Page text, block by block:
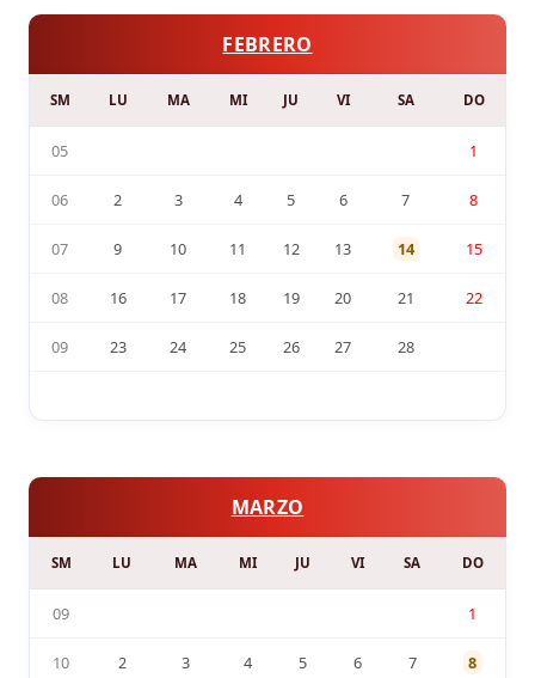
FEBRERO
SM LU MA MI JU VI SA DO
05 1
06 2 3 4 5 6 7 8
07 9 10 11 12 13 14 15
08 16 17 18 19 20 21 22
09 23 24 25 26 27 28
MARZO
SM LU MA MI JU VI SA DO
09 1
10 2 3 4 5 6 7 8